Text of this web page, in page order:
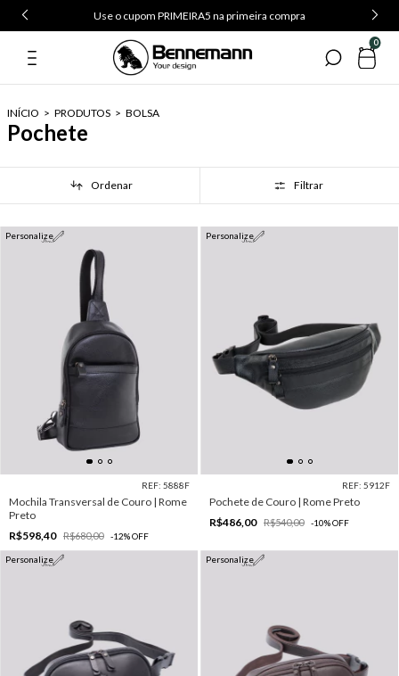
Use o cupom PRIMEIRA5 na primeira compra
0
INÍCIO > PRODUTOS > BOLSA
Pochete
Ordenar Filtrar
Personalize
REF: 5888F
Mochila Transversal de Couro | Rome
Preto
R$598,40
R$680,00 -12%OFF
Personalize
REF: 5912F
Pochete de Couro | Rome Preto
R$486,00
R$540,00 -10%OFF
Personalize Personalize